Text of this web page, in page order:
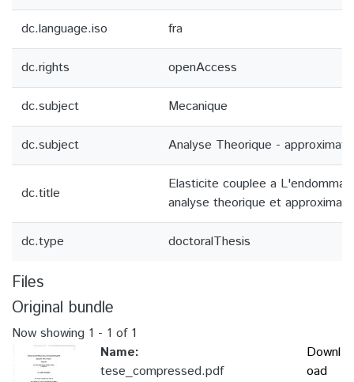
dc.language.iso fra
dc.rights openAccess
dc.subject Mecanique
dc.subject Analyse Theorique -
dc.title
Elasticite couplee a
analyse theorique et
dc.type doctoralThesis
Files
Original bundle
Now showing 1 - 1 of 1
Name:
tese_compressed.pdf
Downl
oad